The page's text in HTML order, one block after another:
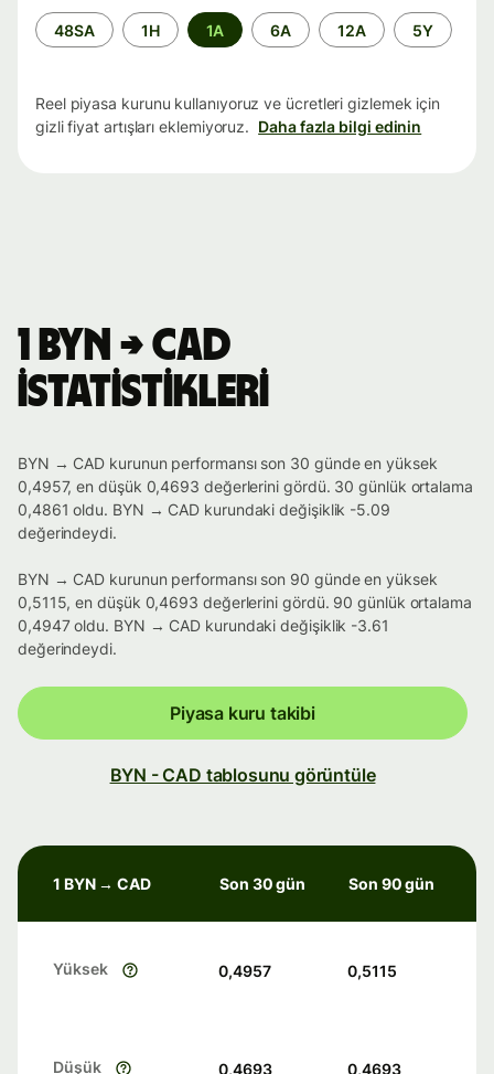
Zaman
aralığı
48SA 1H 1A 6A 12A 5Y
Reel piyasa kurunu kullanıyoruz ve ücretleri gizlemek için
gizli fiyat artışları eklemiyoruz. Daha fazla bilgi edinin
1 BYN → CAD
istatistikleri
BYN → CAD kurunun performansı son 30 günde en yüksek
0,4957, en düşük 0,4693 değerlerini gördü. 30 günlük ortalama
0,4861 oldu. BYN → CAD kurundaki değişiklik -5.09
değerindeydi.
BYN → CAD kurunun performansı son 90 günde en yüksek
0,5115, en düşük 0,4693 değerlerini gördü. 90 günlük ortalama
0,4947 oldu. BYN → CAD kurundaki değişiklik -3.61
değerindeydi.
Piyasa kuru takibi
BYN - CAD tablosunu görüntüle
1 BYN → CAD Son 30 gün Son 90 gün
Yüksek 0,4957 0,5115
Düşük 0,4693 0,4693